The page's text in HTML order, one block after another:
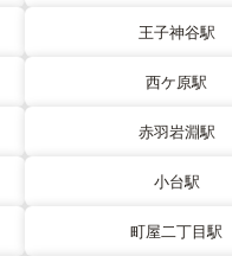
王子神谷駅
西ケ原駅
赤羽岩淵駅
小台駅
町屋二丁目駅